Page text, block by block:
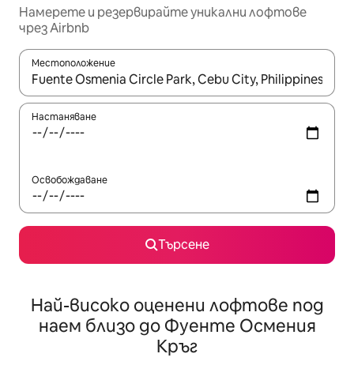
Намерете и резервирайте уникални лофтове
чрез Airbnb
Местоположение
Когато резултатите се покажат, използвайте
Настаняване
Освобождаване
Търсене
Най-високо оценени лофтове под
наем близо до Фуенте Осмения
Кръг